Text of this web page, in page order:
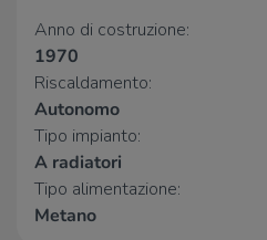
Farmacia
Parashop
Iper Farma
Farmacia Pennetta
Supermercati
Iper
Anno di costruzione:
1970
Riscaldamento:
Autonomo
Tipo impianto:
A radiatori
Tipo alimentazione:
Metano